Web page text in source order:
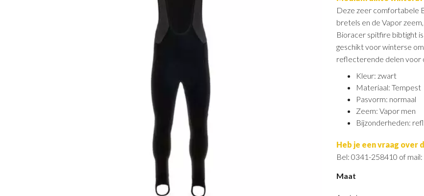
Deze zeer comfortabele
bretels en de Vapor
Bioracer spitfire bibtight
geschikt voor winterse
reflecterende delen voor
Kleur: zwart
Materiaal: Tempest
Pasvorm: normaal
Zeem: Vapor men
Bijzonderheden:
Heb je een vraag over
Bel: 0341-258410 of
Maat